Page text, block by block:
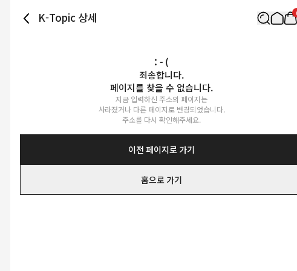
K-Topic 상세
: - (
죄송합니다.
페이지를 찾을 수 없습니다.
지금 입력하신 주소의 페이지는
사라졌거나 다른 페이지로 변경되었습니다.
주소를 다시 확인해주세요.
이전 페이지로 가기
홈으로 가기